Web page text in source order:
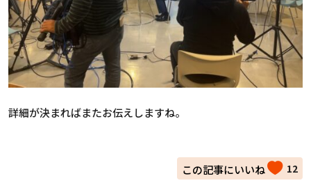
詳細が決まればまたお伝えしますね。
12